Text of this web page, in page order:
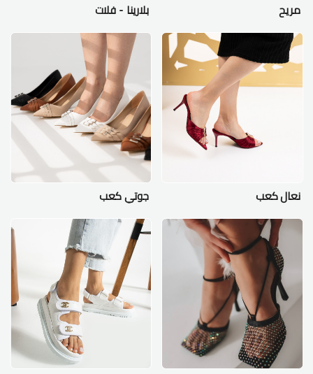
مريح بلارينا - فلات
نعال كعب جوتي كعب